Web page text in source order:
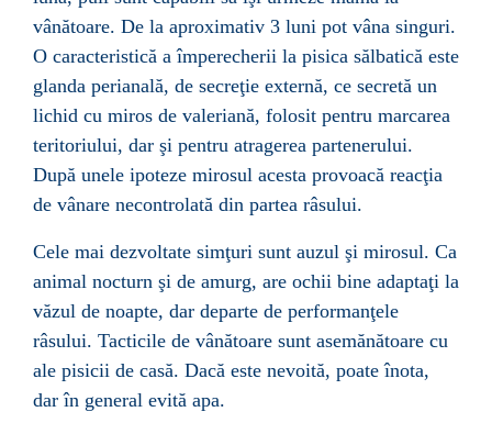
vânătoare. De la aproximativ 3 luni pot vâna singuri.
O caracteristică a împerecherii la pisica sălbatică este
glanda perianală, de secreţie externă, ce secretă un
lichid cu miros de valeriană, folosit pentru marcarea
teritoriului, dar şi pentru atragerea partenerului.
După unele ipoteze mirosul acesta provoacă reacţia
de vânare necontrolată din partea râsului.
Cele mai dezvoltate simţuri sunt auzul şi mirosul. Ca
animal nocturn şi de amurg, are ochii bine adaptaţi la
văzul de noapte, dar departe de performanţele
râsului. Tacticile de vânătoare sunt asemănătoare cu
ale pisicii de casă. Dacă este nevoită, poate înota,
dar în general evită apa.